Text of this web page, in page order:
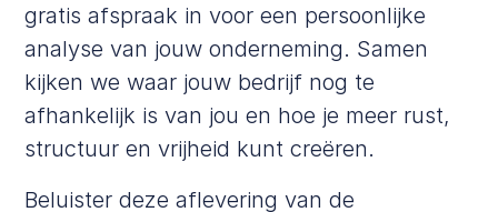
gratis afspraak in voor een persoonlijke
analyse van jouw onderneming. Samen
kijken we waar jouw bedrijf nog te
afhankelijk is van jou en hoe je meer rust,
structuur en vrijheid kunt creëren.
Beluister deze aflevering van de